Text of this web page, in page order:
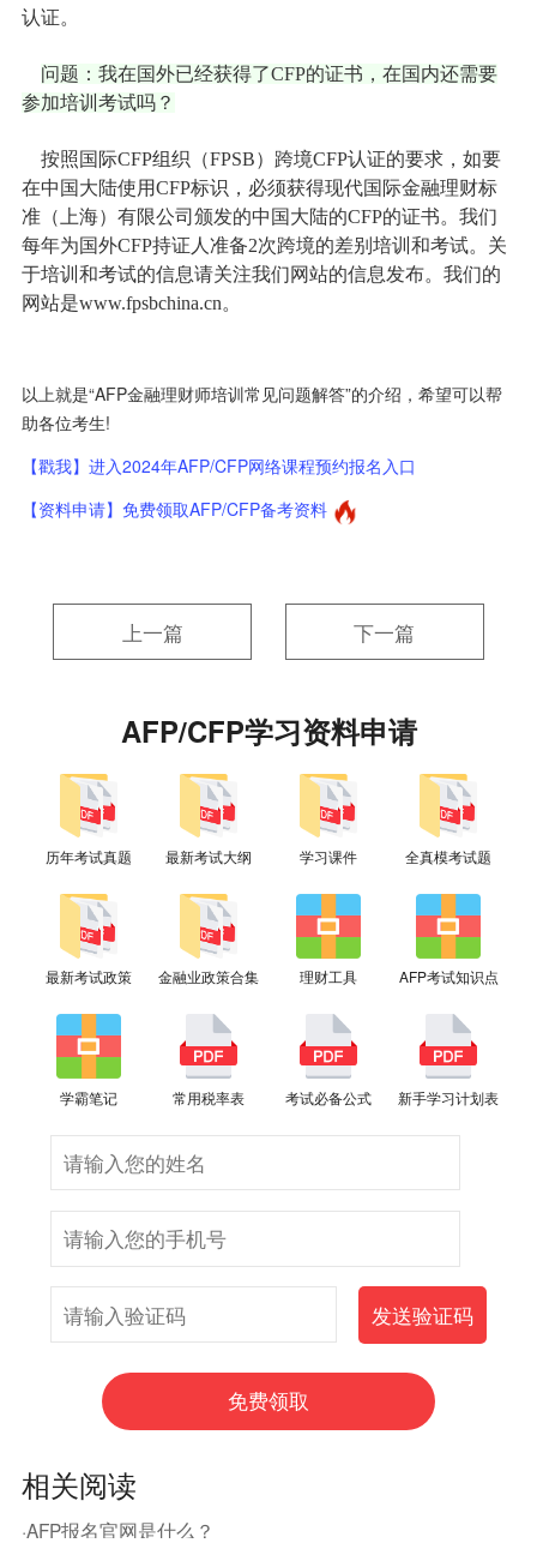
认证。
问题：我在国外已经获得了CFP的证书，在国内还需要
参加培训考试吗？
按照国际CFP组织（FPSB）跨境CFP认证的要求，如要
在中国大陆使用CFP标识，必须获得现代国际金融理财标
准（上海）有限公司颁发的中国大陆的CFP的证书。我们
每年为国外CFP持证人准备2次跨境的差别培训和考试。关
于培训和考试的信息请关注我们网站的信息发布。我们的
网站是www.fpsbchina.cn。
以上就是“AFP金融理财师培训常见问题解答”的介绍，希望可以帮
助各位考生!
【戳我】进入2024年AFP/CFP网络课程预约报名入口
【资料申请】免费领取AFP/CFP备考资料
上一篇 下一篇
AFP/CFP学习资料申请
历年考试真题 最新考试大纲 学习课件 全真模考试题
最新考试政策 金融业政策合集 理财工具 AFP考试知识点
学霸笔记 常用税率表 考试必备公式 新手学习计划表
相关阅读
·AFP报名官网是什么？